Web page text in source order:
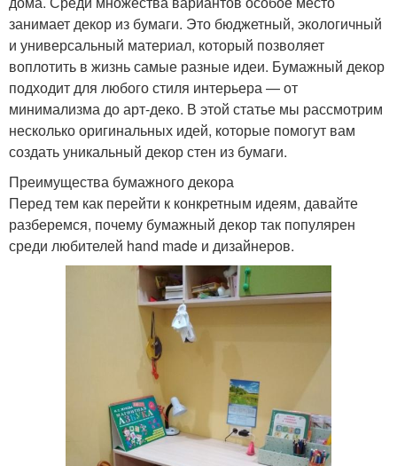
занимает декор из бумаги. Это бюджетный, экологичный
и универсальный материал, который позволяет
воплотить в жизнь самые разные идеи. Бумажный декор
подходит для любого стиля интерьера — от
минимализма до арт-деко. В этой статье мы рассмотрим
несколько оригинальных идей, которые помогут вам
создать уникальный декор стен из бумаги.
Преимущества бумажного декора
Перед тем как перейти к конкретным идеям, давайте
разберемся, почему бумажный декор так популярен
среди любителей hand made и дизайнеров.